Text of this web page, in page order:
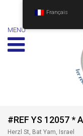
MENU
Herzl St, Bat Yam, Israel
Français